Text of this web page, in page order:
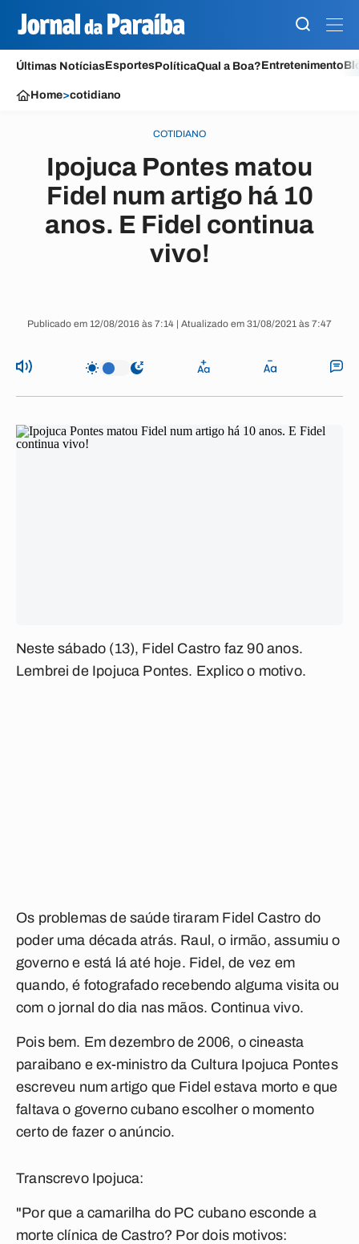
Últimas NotíciasEsportesPolíticaQual a Boa?Entretenimento
Home>cotidiano
COTIDIANO
Ipojuca Pontes matou
Fidel num artigo há 10
anos. E Fidel continua
vivo!
Publicado em 12/08/2016 às 7:14 | Atualizado em 31/08/2021 às 7:47
Neste sábado (13), Fidel Castro faz 90 anos.
Lembrei de Ipojuca Pontes. Explico o motivo.
Os problemas de saúde tiraram Fidel Castro do
poder uma década atrás. Raul, o irmão, assumiu o
governo e está lá até hoje. Fidel, de vez em
quando, é fotografado recebendo alguma visita ou
com o jornal do dia nas mãos. Continua vivo.
Pois bem. Em dezembro de 2006, o cineasta
paraibano e ex-ministro da Cultura Ipojuca Pontes
escreveu num artigo que Fidel estava morto e que
faltava o governo cubano escolher o momento
certo de fazer o anúncio.
Transcrevo Ipojuca:
"Por que a camarilha do PC cubano esconde a
morte clínica de Castro? Por dois motivos: